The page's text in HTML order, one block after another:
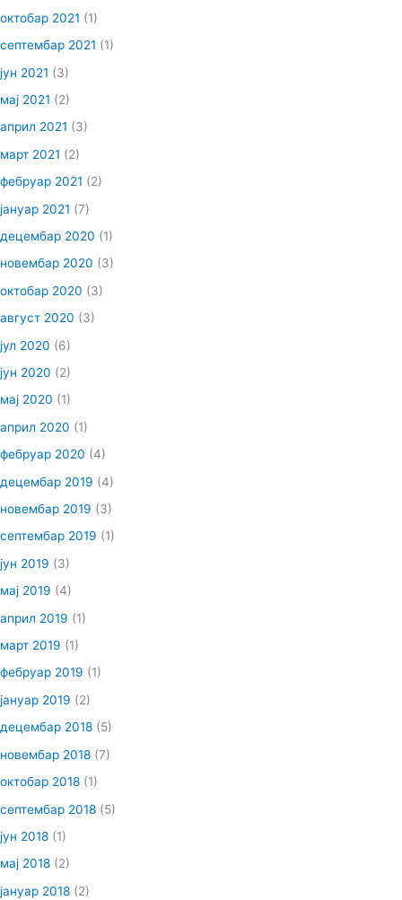
октобар 2021 (1)
септембар 2021 (1)
јун 2021 (3)
мај 2021 (2)
април 2021 (3)
март 2021 (2)
фебруар 2021 (2)
јануар 2021 (7)
децембар 2020 (1)
новембар 2020 (3)
октобар 2020 (3)
август 2020 (3)
јул 2020 (6)
јун 2020 (2)
мај 2020 (1)
април 2020 (1)
фебруар 2020 (4)
децембар 2019 (4)
новембар 2019 (3)
септембар 2019 (1)
јун 2019 (3)
мај 2019 (4)
април 2019 (1)
март 2019 (1)
фебруар 2019 (1)
јануар 2019 (2)
децембар 2018 (5)
новембар 2018 (7)
октобар 2018 (1)
септембар 2018 (5)
јун 2018 (1)
мај 2018 (2)
јануар 2018 (2)